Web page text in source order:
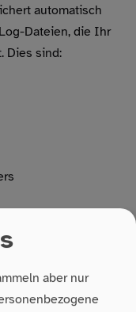
automatisch
Dateien, die Ihr
Dies sind:
aber nur